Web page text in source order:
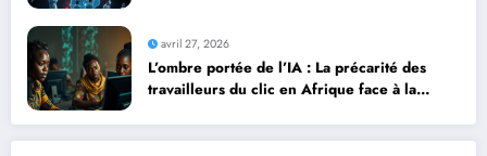
avril 27, 2026
L’ombre portée de l’IA : La précarité des
travailleurs du clic en Afrique face à la